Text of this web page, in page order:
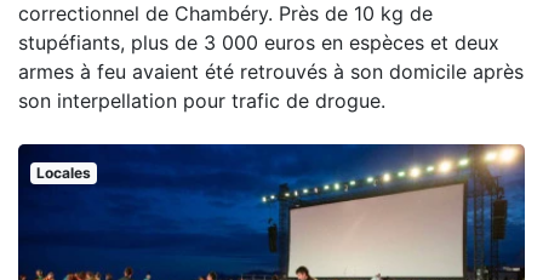
correctionnel de Chambéry. Près de 10 kg de
stupéfiants, plus de 3 000 euros en espèces et deux
armes à feu avaient été retrouvés à son domicile après
son interpellation pour trafic de drogue.
Locales